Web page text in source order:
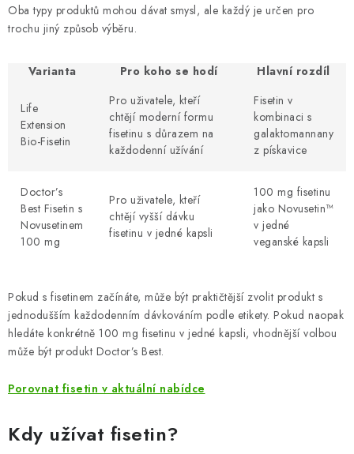
Oba typy produktů mohou dávat smysl, ale každý je určen pro
trochu jiný způsob výběru.
Varianta Pro koho se hodí Hlavní rozdíl
Life
Extension
Bio-Fisetin
Pro uživatele, kteří
chtějí moderní formu
fisetinu s důrazem na
každodenní užívání
Fisetin v
kombinaci s
galaktomannany
z pískavice
Doctor’s
Best Fisetin s
Novusetinem
100 mg
Pro uživatele, kteří
chtějí vyšší dávku
fisetinu v jedné kapsli
100 mg fisetinu
jako Novusetin™
v jedné
veganské kapsli
Pokud s fisetinem začínáte, může být praktičtější zvolit produkt s
jednodušším každodenním dávkováním podle etikety. Pokud naopak
hledáte konkrétně 100 mg fisetinu v jedné kapsli, vhodnější volbou
může být produkt Doctor’s Best.
Porovnat fisetin v aktuální nabídce
Kdy užívat fisetin?